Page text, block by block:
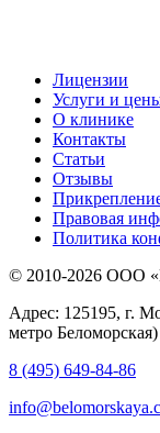
Лицензии
Услуги и
О клинике
Контакты
Статьи
Отзывы
Правовая
Политика
© 2010-2026 ООО
Адрес: 125195, г.
метро Беломорская)
8 (495) 649-84-86